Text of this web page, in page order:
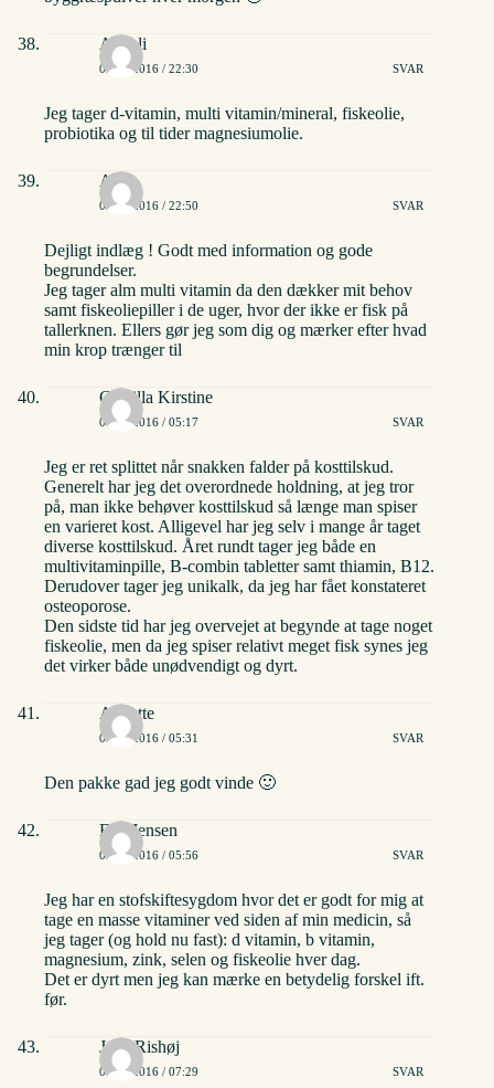
Anneli
02/06/2016 / 22:30 SVAR
Jeg tager d-vitamin, multi vitamin/mineral, fiskeolie,
probiotika og til tider magnesiumolie.
Asta
02/06/2016 / 22:50 SVAR
Dejligt indlæg ! Godt med information og gode
begrundelser.
Jeg tager alm multi vitamin da den dækker mit behov
samt fiskeoliepiller i de uger, hvor der ikke er fisk på
tallerknen. Ellers gør jeg som dig og mærker efter hvad
min krop trænger til
Camilla Kirstine
03/06/2016 / 05:17 SVAR
Jeg er ret splittet når snakken falder på kosttilskud.
Generelt har jeg det overordnede holdning, at jeg tror
på, man ikke behøver kosttilskud så længe man spiser
en varieret kost. Alligevel har jeg selv i mange år taget
diverse kosttilskud. Året rundt tager jeg både en
multivitaminpille, B-combin tabletter samt thiamin, B12.
Derudover tager jeg unikalk, da jeg har fået konstateret
osteoporose.
Den sidste tid har jeg overvejet at begynde at tage noget
fiskeolie, men da jeg spiser relativt meget fisk synes jeg
det virker både unødvendigt og dyrt.
Annette
03/06/2016 / 05:31 SVAR
Den pakke gad jeg godt vinde 🙂
Eva Jensen
03/06/2016 / 05:56 SVAR
Jeg har en stofskiftesygdom hvor det er godt for mig at
tage en masse vitaminer ved siden af min medicin, så
jeg tager (og hold nu fast): d vitamin, b vitamin,
magnesium, zink, selen og fiskeolie hver dag.
Det er dyrt men jeg kan mærke en betydelig forskel ift.
før.
Jane Rishøj
03/06/2016 / 07:29 SVAR